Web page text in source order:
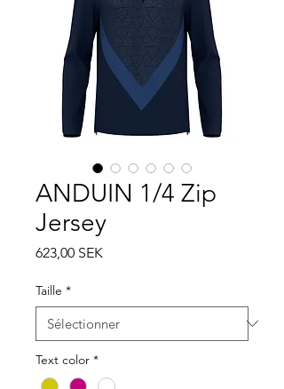
ANDUIN 1/4 Zip
Jersey
623,00 SEKPrix
Taille *
Text color *